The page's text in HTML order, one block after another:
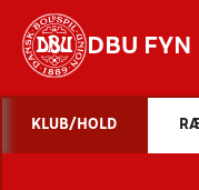
DBU FYN
KLUB/HOLD